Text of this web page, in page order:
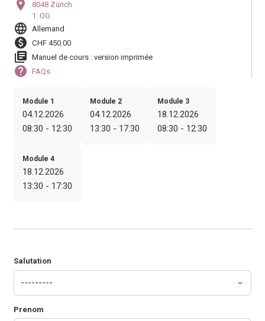
location_on
8048 Zürich
1. OG
language Allemand
paid CHF 450.00
library_books Manuel de cours : version imprimée
help FAQs
Module 1
04.12.2026
08:30 - 12:30
Module 2
04.12.2026
13:30 - 17:30
Module 3
18.12.2026
08:30 - 12:30
Module 4
18.12.2026
13:30 - 17:30
Salutation
Prenom